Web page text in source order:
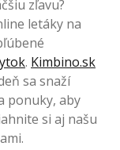
zľavu?
letáky na
. Kimbino.sk
sa snaží
ponuky, aby
si aj našu